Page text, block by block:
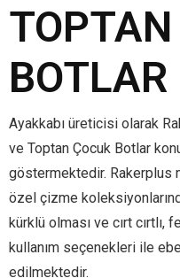
BOTLAR
Ayakkabı üreticisi olarak
ve Toptan Çocuk Botlar
göstermektedir. Rakerplus
özel çizme
kürklü olması ve cırt cırtlı,
kullanım seçenekleri ile
edilmektedir.